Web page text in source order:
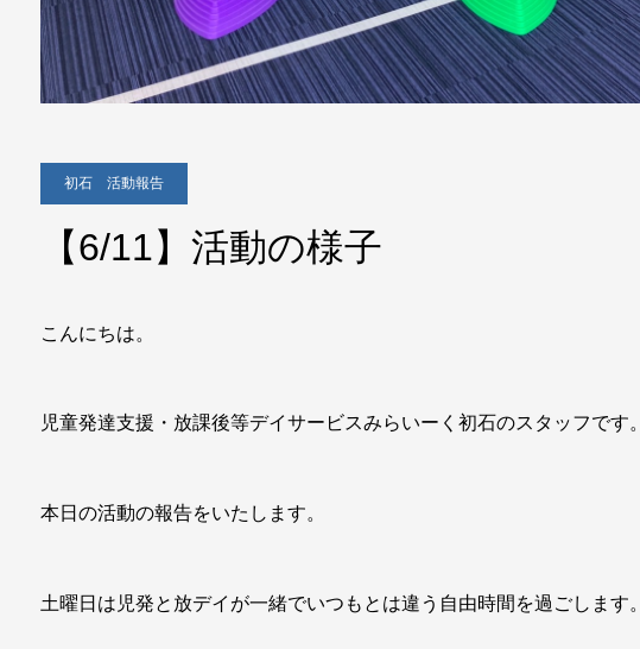
初石 活動報告
【6/11】活動の様子
こんにちは。
児童発達支援・放課後等デイサービスみらいーく初石のスタッフです。
本日の活動の報告をいたします。
土曜日は児発と放デイが一緒でいつもとは違う自由時間を過ごします。